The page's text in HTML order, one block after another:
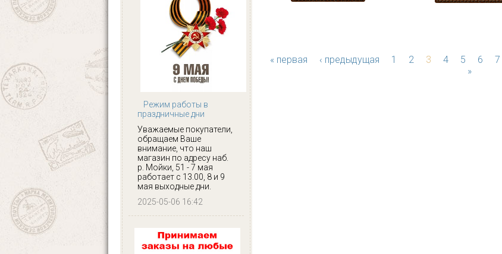
Режим работы в
праздничные дни
Уважаемые покупатели,
обращаем Ваше
внимание, что наш
магазин по адресу наб.
р. Мойки, 51 - 7 мая
работает с 13.00, 8 и 9
мая выходные дни.
2025-05-06 16:42
« первая ‹ предыдущая 1 2 3 4 5 6 7
»